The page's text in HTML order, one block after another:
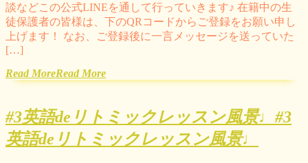
談などこの公式LINEを通して行っていきます♪ 在籍中の生
徒保護者の皆様は、下のQRコードからご登録をお願い申し
上げます！ なお、ご登録後に一言メッセージを送っていた
[…]
Read MoreRead More
#3英語deリトミックレッスン風景♩ #3
英語deリトミックレッスン風景♩